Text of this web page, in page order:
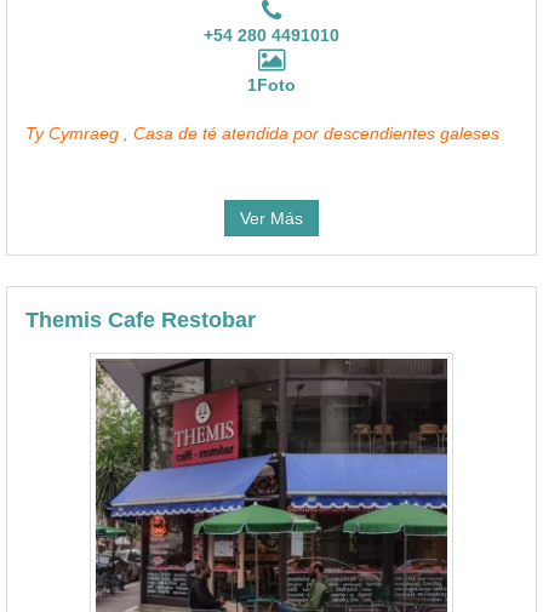
+54 280 4491010
1Foto
Ty Cymraeg , Casa de té atendida por descendientes galeses
Ver Más
Themis Cafe Restobar